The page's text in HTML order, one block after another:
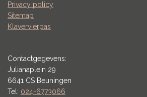
Privacy policy
Sitemap
Klavervierpas
Contactgegevens:
Julianaplein 29
6641 CS Beuningen
Tel: 024-6773066